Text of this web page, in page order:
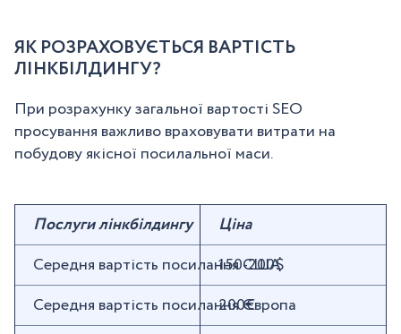
ЯК РОЗРАХОВУЄТЬСЯ ВАРТІСТЬ
ЛІНКБІЛДИНГУ?
При розрахунку загальної вартості SEO
просування важливо враховувати витрати на
побудову якісної посилальної маси.
Послуги лінкбілдингу
Ціна
Середня вартість посилання США
150-200$
Середня вартість посилання Європа
200€